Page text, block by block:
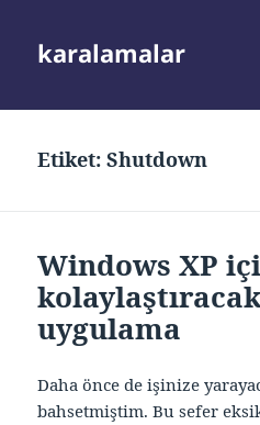
karalamalar
Etiket:Shutdown
Windows XP
uygulama
Daha önce de işinize
bahsetmiştim. Bu sefer